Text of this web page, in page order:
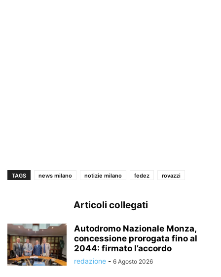
TAGS news milano notizie milano fedez rovazzi
Articoli collegati
Autodromo Nazionale Monza,
concessione prorogata fino al
2044: firmato l’accordo
redazione - 6 Agosto 2026